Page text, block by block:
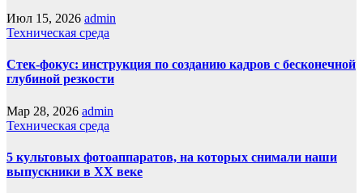
Июл 15, 2026 admin
Техническая среда
Стек-фокус: инструкция по созданию кадров с бесконечной
глубиной резкости
Мар 28, 2026 admin
Техническая среда
5 культовых фотоаппаратов, на которых снимали наши
выпускники в XX веке